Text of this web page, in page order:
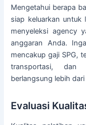
Mengetahui berapa
siap keluarkan untuk
menyeleksi agency
anggaran Anda.
mencakup gaji SPG,
transportasi,
berlangsung lebih
Evaluasi